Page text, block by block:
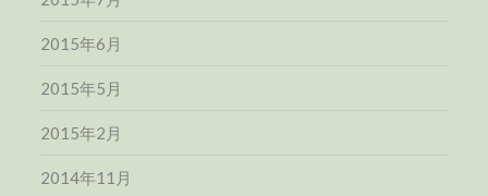
2015年6月
2015年5月
2015年2月
2014年11月